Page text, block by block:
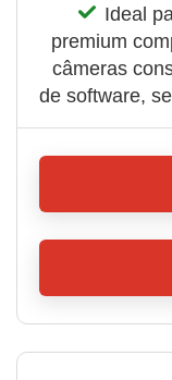
Ideal
premium
câmeras
de software,